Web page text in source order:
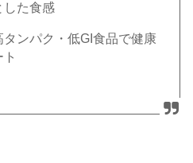
した食感
ンパク・低GI食品で健康
ト